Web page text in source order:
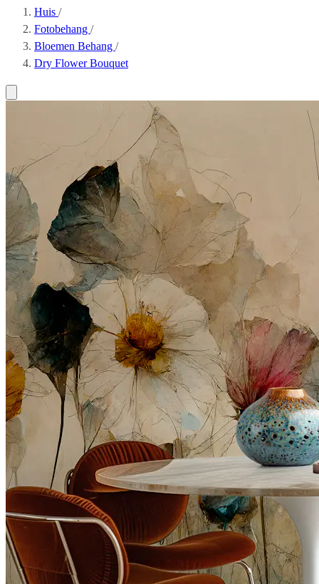
Huis /
Fotobehang /
Bloemen Behang /
Dry Flower Bouquet